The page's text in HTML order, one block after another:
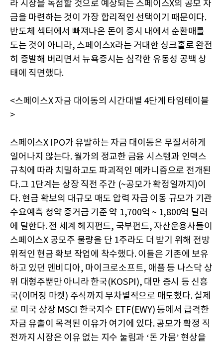
라 시장을 독점할 것으로 예상되는 스페이스X의 공모 자
금을 마련하는 것이 가장 합리적인 선택이기 때문이다.
반도체 섹터에서 빠져나온 돈이 증시 내에서 순환매를
도는 것이 아니라, 스페이스X라는 거대한 싱크홀로 완전
히 증발해 버리면서 뉴욕증시는 심각한 유동성 공백 상
태에 직면했다.
<스페이스X 자금 대이동의 시간대별 4단계 타임테이블
>
스페이스X IPO가 유발하는 자금 대이동은 무질서하게
일어나지 않는다. 월가의 정교한 금융 시스템과 인덱스
규칙에 따라 치밀하고도 파괴적인 메카니즘으로 전개된
다.그 1단계는 상장 직전 주간 (~공모가 확정일까지)이
다. 현금 확보의 대규모 매도 압력 자금 이동 규모가 기관
수요예측 청약 증거금 기준 약 1,700억 ~ 1,800억 달러
에 달한다. 전 세계 헤지펀드, 국부펀드, 자산운용사들이
스페이스X 공모주 물량을 단 1주라도 더 받기 위해 전방
위적인 현금 확보 작업에 착수했다. 이들은 기존에 보유
하고 있던 엔비디아, 마이크로소프트, 애플 등 나스닥 상
위 대형주뿐만 아니라 한국(KOSPI), 대만 증시 등 신흥
국(이머징 마켓) 주식까지 무차별적으로 매도했다. 실제
로 미국 상장 MSCI 한국지수 ETF(EWY) 등에서 급격한
자금 유출이 목격된 이유가 여기에 있다. 공모가 확정 직
전까지 시장은 이유 없는 지수 눌림과 ‘돈 가뭄’ 현상을